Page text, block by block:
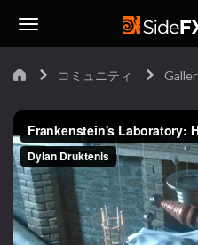
コミュニティ